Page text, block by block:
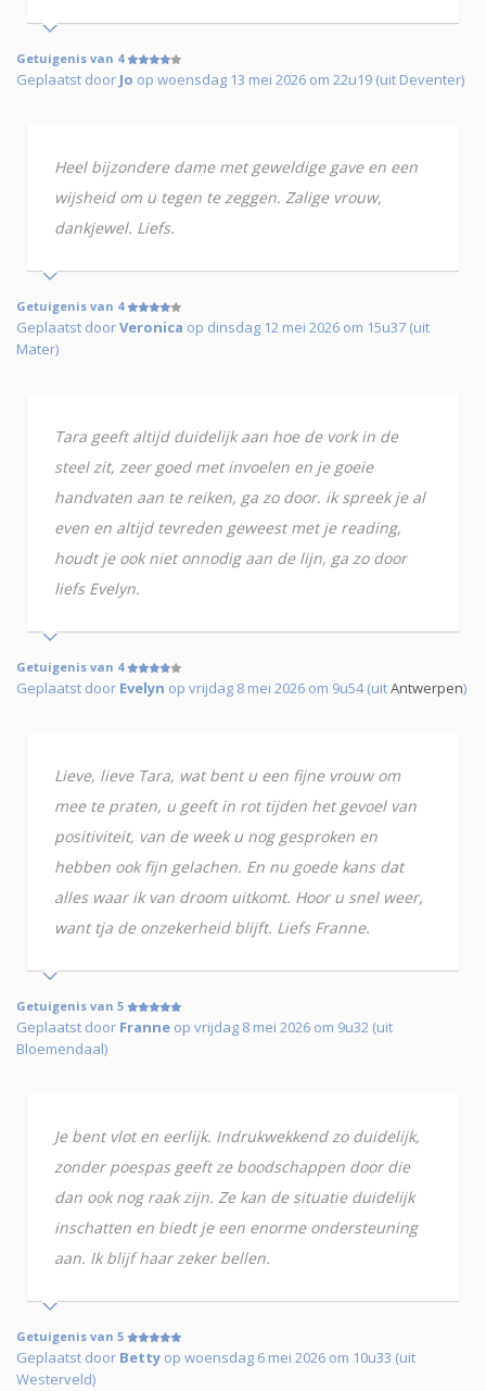
Getuigenis van 4
Geplaatst door Jo op woensdag 13 mei 2026 om 22u19 (uit Deventer)
Heel bijzondere dame met geweldige gave en een
wijsheid om u tegen te zeggen. Zalige vrouw,
dankjewel. Liefs.
Getuigenis van 4
Geplaatst doorVeronica op dinsdag 12 mei 2026 om 15u37 (uit
Mater)
Tara geeft altijd duidelijk aan hoe de vork in de
steel zit, zeer goed met invoelen en je goeie
handvaten aan te reiken, ga zo door. ik spreek je al
even en altijd tevreden geweest met je reading,
houdt je ook niet onnodig aan de lijn, ga zo door
liefs Evelyn.
Getuigenis van 4
Geplaatst door Evelyn op vrijdag 8 mei 2026 om 9u54 (uitAntwerpen)
Lieve, lieve Tara, wat bent u een fijne vrouw om
mee te praten, u geeft in rot tijden het gevoel van
positiviteit, van de week u nog gesproken en
hebben ook fijn gelachen. En nu goede kans dat
alles waar ik van droom uitkomt. Hoor u snel weer,
want tja de onzekerheid blijft. Liefs Franne.
Getuigenis van 5
Geplaatst door Franne op vrijdag 8 mei 2026 om 9u32 (uit
Bloemendaal)
Je bent vlot en eerlijk. Indrukwekkend zo duidelijk,
zonder poespas geeft ze boodschappen door die
dan ook nog raak zijn. Ze kan de situatie duidelijk
inschatten en biedt je een enorme ondersteuning
aan. Ik blijf haar zeker bellen.
Getuigenis van 5
Geplaatst door Betty op woensdag 6 mei 2026 om 10u33 (uit
Westerveld)